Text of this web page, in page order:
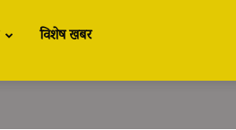
विशेष खबर